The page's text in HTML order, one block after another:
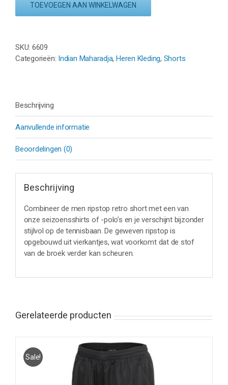
SHORT
GREY
aantal
TOEVOEGEN AAN WINKELWAGEN
SKU: 6609
Categorieën: Indian Maharadja,Heren Kleding, Shorts
Beschrijving
Aanvullende informatie
Beoordelingen (0)
Beschrijving
Combineer de men ripstop retro short met een van
onze seizoensshirts of -polo’s en je verschijnt bijzonder
stijlvol op de tennisbaan. De geweven ripstop is
opgebouwd uit vierkantjes, wat voorkomt dat de stof
van de broek verder kan scheuren.
Gerelateerde producten
Sale!